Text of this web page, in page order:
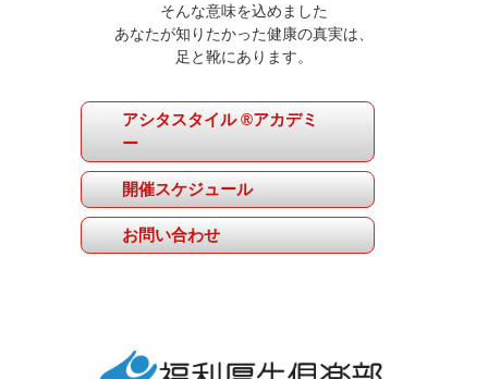
そんな意味を込めました
あなたが知りたかった健康の真実は、
足と靴にあります。
アシタスタイル ®アカデミ
ー
開催スケジュール
お問い合わせ